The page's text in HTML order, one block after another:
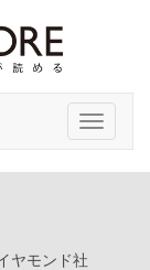
Toggle
ヤモンド社